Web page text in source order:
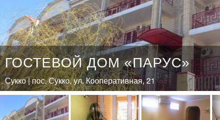
ГОСТЕВОЙ ДОМ «ПАРУС»
Сукко | пос. Сукко, ул. Кооперативная, 21